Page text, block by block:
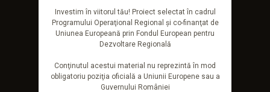
Investim în viitorul tău! Proiect selectat în cadrul
Programului Operaţional Regional şi co-finanţat de
Uniunea Europeană prin Fondul European pentru
Dezvoltare Regională
Conţinutul acestui material nu reprezintă în mod
obligatoriu poziţia oficială a Uniunii Europene sau a
Guvernului României